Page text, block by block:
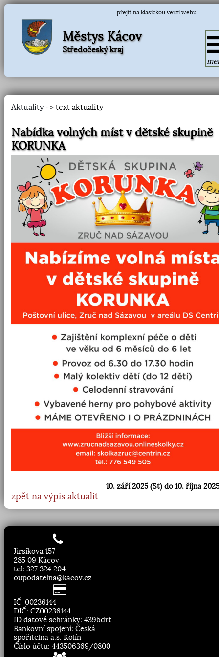
přejít na klasickou verzi webu
Městys Kácov
Středočeský kraj
Aktuality-> text aktuality
Nabídka volných míst v dětské skupině
KORUNKA
10. září 2025 (St) do 10. října
zpět na výpis aktualit
Jirsíkova 157
285 09 Kácov
tel: 327 324 204
oupodatelna@kacov.cz
IČ: 00236144
DIČ: CZ00236144
ID datové schránky: 439bdrt
Bankovní spojení: Česká
spořitelna a.s. Kolín
Číslo účtu: 443506369/0800